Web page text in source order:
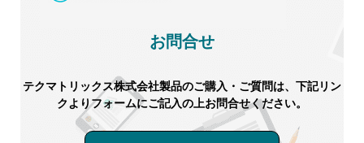
お問合せ
テクマトリックス株式会社製品のご購入・ご質問は、下記リン
クよりフォームにご記入の上お問合せください。